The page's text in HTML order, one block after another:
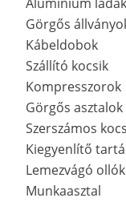
Görgős
Kábeldobok
Szállító kocsik
Kompresszorok
Görgős asztalok
Szerszámos
Kiegyenlítő
Lemezvágó ollók
Munkaasztal